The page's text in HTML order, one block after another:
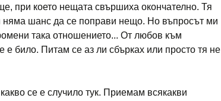
при което нещата свършиха окончателно. Тя
няма шанс да се поправи нещо. Но въпросът ми
така отношението... От любов към
е било. Питам се аз ли сбърках или просто тя не
се е случило тук. Приемам всякакви